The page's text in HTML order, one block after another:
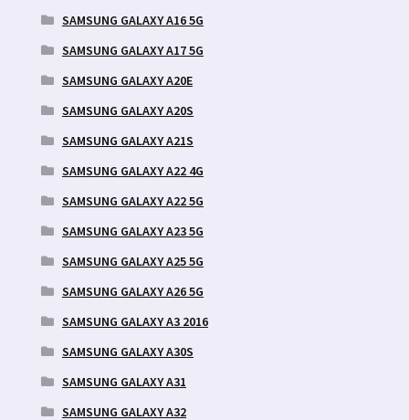
SAMSUNG GALAXY A16 5G
SAMSUNG GALAXY A17 5G
SAMSUNG GALAXY A20E
SAMSUNG GALAXY A20S
SAMSUNG GALAXY A21S
SAMSUNG GALAXY A22 4G
SAMSUNG GALAXY A22 5G
SAMSUNG GALAXY A23 5G
SAMSUNG GALAXY A25 5G
SAMSUNG GALAXY A26 5G
SAMSUNG GALAXY A3 2016
SAMSUNG GALAXY A30S
SAMSUNG GALAXY A31
SAMSUNG GALAXY A32